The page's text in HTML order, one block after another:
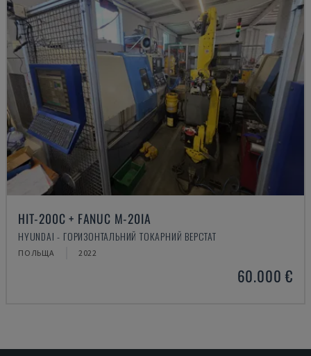
HIT-200C + FANUC M-20IA
HYUNDAI - ГОРИЗОНТАЛЬНИЙ ТОКАРНИЙ ВЕРСТАТ
ПОЛЬЩА 2022
60.000 €